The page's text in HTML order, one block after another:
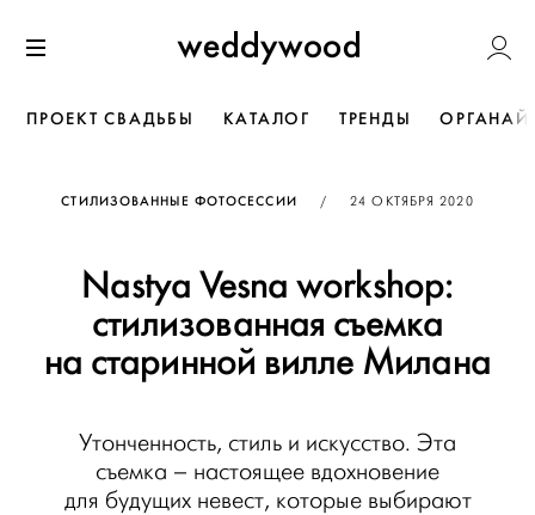
к содержанию
Weddywood
ПРОЕКТ СВАДЬБЫ КАТАЛОГ ТРЕНДЫ
СТИЛИЗОВАННЫЕ ФОТОСЕССИИ / ОПУБЛИКОВАНО
24 ОКТЯБРЯ 2020
Nastya Vesna workshop:
стилизованная съемка
на старинной вилле Милана
Утонченность, стиль и искусство. Эта
съемка – настоящее вдохновение
для будущих невест, которые выбирают